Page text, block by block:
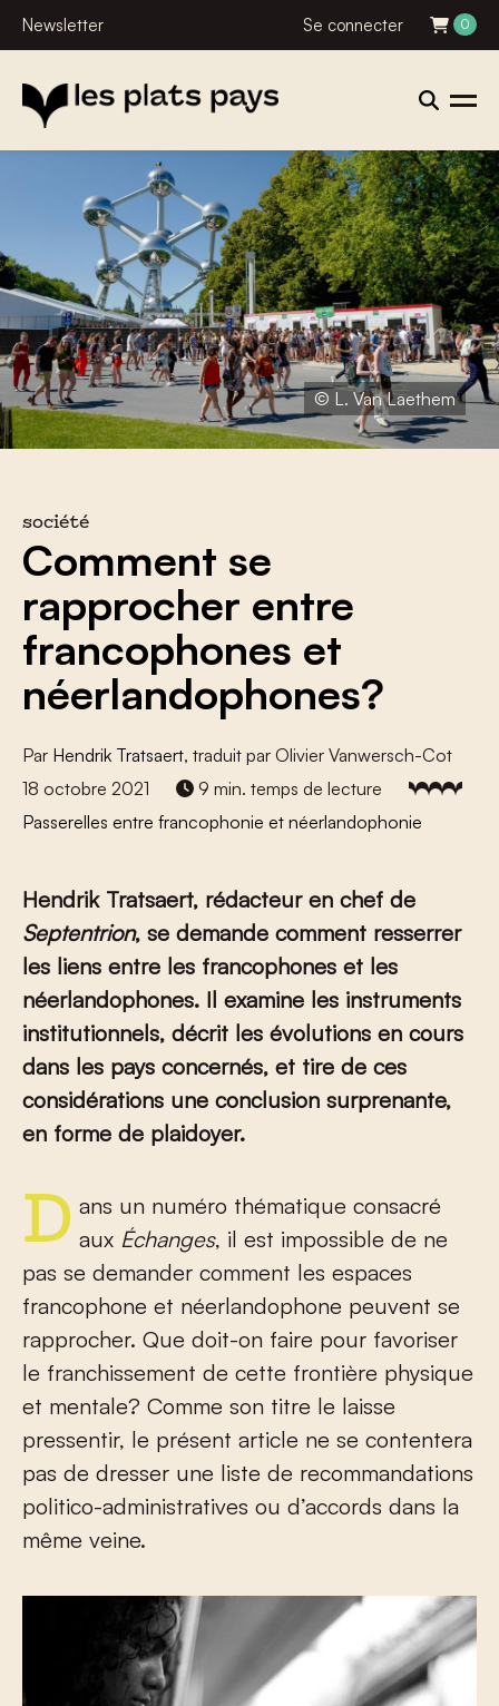
Newsletter Se connecter 0
© L. Van Laethem
société
Comment se
rapprocher entre
francophones et
néerlandophones?
Par Hendrik Tratsaert, traduit par Olivier Vanwersch-Cot
18 octobre 2021
9 min. temps de lecture
Passerelles entre francophonie et néerlandophonie
Hendrik Tratsaert, rédacteur en chef de
Septentrion, se demande comment resserrer
les liens entre les francophones et les
néerlandophones. Il examine les instruments
institutionnels, décrit les évolutions en cours
dans les pays concernés, et tire de ces
considérations une conclusion surprenante,
en forme de plaidoyer.
Dans un numéro thématique consacré aux Échanges, il est impossible de ne
pas se demander comment les espaces
francophone et néerlandophone peuvent se
rapprocher. Que doit-on faire pour favoriser
le franchissement de cette frontière physique
et mentale? Comme son titre le laisse
pressentir, le présent article ne se contentera
pas de dresser une liste de recommandations
politico-administratives ou d’accords dans la
même veine.